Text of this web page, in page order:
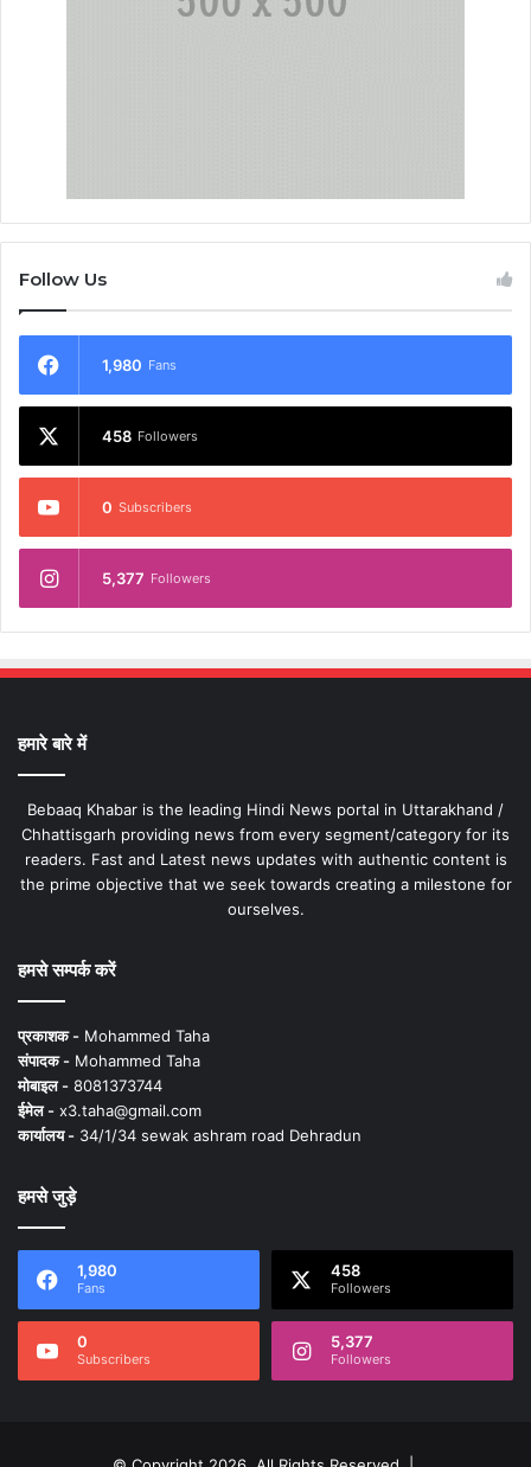
Follow Us
1,980 Fans
458 Followers
0 Subscribers
5,377 Followers
हमारे बारे में
Bebaaq Khabar is the leading Hindi News portal in Uttarakhand /
Chhattisgarh providing news from every segment/category for its
readers. Fast and Latest news updates with authentic content is
the prime objective that we seek towards creating a milestone for
ourselves.
हमसे सम्पर्क करें
प्रकाशक - Mohammed Taha
संपादक - Mohammed Taha
मोबाइल - 8081373744
ईमेल - x3.taha@gmail.com
कार्यालय - 34/1/34 sewak ashram road Dehradun
हमसे जुड़े
1,980
Fans
458
Followers
0
Subscribers
5,377
Followers